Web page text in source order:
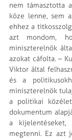
nem támasztotta
köze lenne, sem
ehhez a
azt mondom,
miniszterelnök
azokat cáfolta. –
Viktor által
és a
miniszterelnök
a politikai
dokumentum
a
megtenni. Ez azt